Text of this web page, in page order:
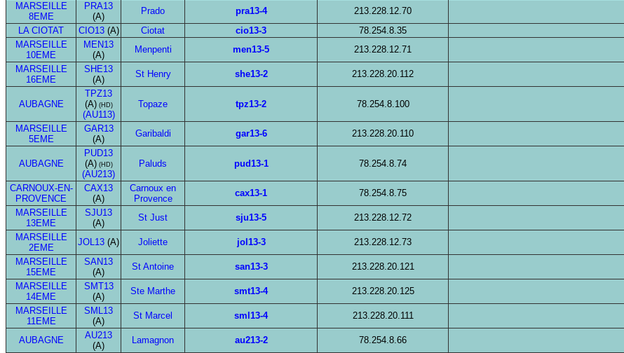
MARSEILLE
8EME
PRA13
(A)
Prado pra13-4 213.228.12.70
LA CIOTAT CIO13(A) Ciotat cio13-3 78.254.8.35
MARSEILLE
10EME
MEN13
(A)
Menpenti men13-5 213.228.12.71
MARSEILLE
16EME
SHE13
(A)
St Henry she13-2 213.228.20.112
AUBAGNE
TPZ13
(A)(HD)
(AU113)
Topaze tpz13-2 78.254.8.100
MARSEILLE
5EME
GAR13
(A)
Garibaldi gar13-6 213.228.20.110
AUBAGNE
PUD13
(A)(HD)
(AU213)
Paluds pud13-1 78.254.8.74
CARNOUX-EN-
PROVENCE
CAX13
(A)
Carnoux en
Provence
cax13-1 78.254.8.75
MARSEILLE
13EME
SJU13
(A)
St Just sju13-5 213.228.12.72
MARSEILLE
2EME
JOL13 (A) Joliette jol13-3 213.228.12.73
MARSEILLE
15EME
SAN13
(A)
St Antoine san13-3 213.228.20.121
MARSEILLE
14EME
SMT13
(A)
Ste Marthe smt13-4 213.228.20.125
MARSEILLE
11EME
SML13
(A)
St Marcel sml13-4 213.228.20.111
AUBAGNE
AU213
(A)
Lamagnon au213-2 78.254.8.66